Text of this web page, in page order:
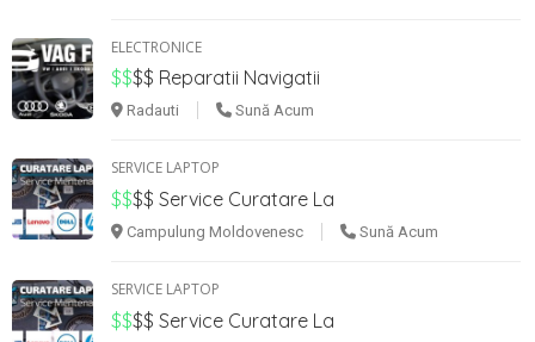
ELECTRONICE
$$$$ Reparatii Navigatii
Radauti Sună Acum
SERVICE LAPTOP
$$$$ Service Curatare La
Campulung Moldovenesc Sună Acum
SERVICE LAPTOP
$$$$ Service Curatare La